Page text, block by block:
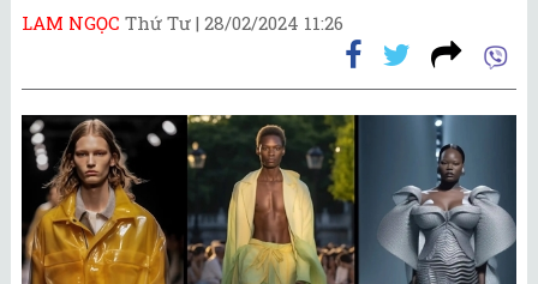
LAM NGỌC Thứ Tư | 28/02/2024 11:26